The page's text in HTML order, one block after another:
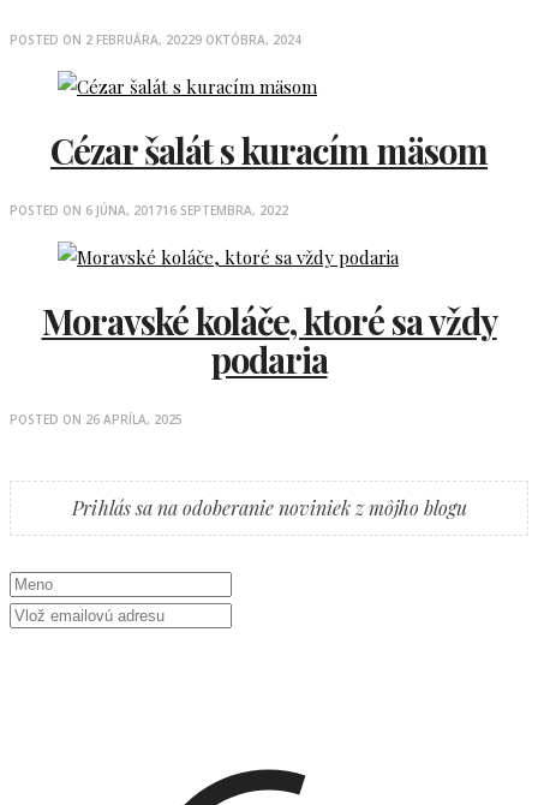
POSTED ON 2 FEBRUÁRA, 20229 OKTÓBRA, 2024
Cézar šalát s kuracím mäsom
POSTED ON 6 JÚNA, 201716 SEPTEMBRA, 2022
Moravské koláče, ktoré sa vždy
podaria
POSTED ON 26 APRÍLA, 2025
Prihlás sa na odoberanie noviniek z môjho blogu